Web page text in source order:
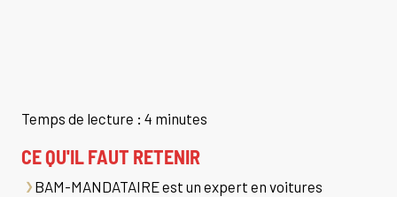
Temps de lecture : 4 minutes
CE QU'IL FAUT RETENIR
BAM-MANDATAIRE est un expert en voitures